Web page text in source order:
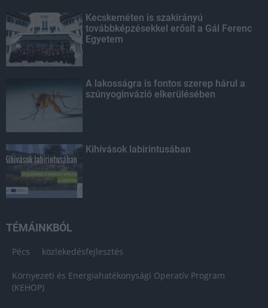
Kecskeméten is szakirányú
továbbképzésekkel erősít a Gál Ferenc
Egyetem
A lakosságra is fontos szerep hárul a
szúnyoginvázió elkerülésében
Kihívások labirintusában
TÉMÁINKBÓL
Pécs közlekedésfejlesztés
Környezeti és Energiahatékonysági Operatív Program
(KEHOP)